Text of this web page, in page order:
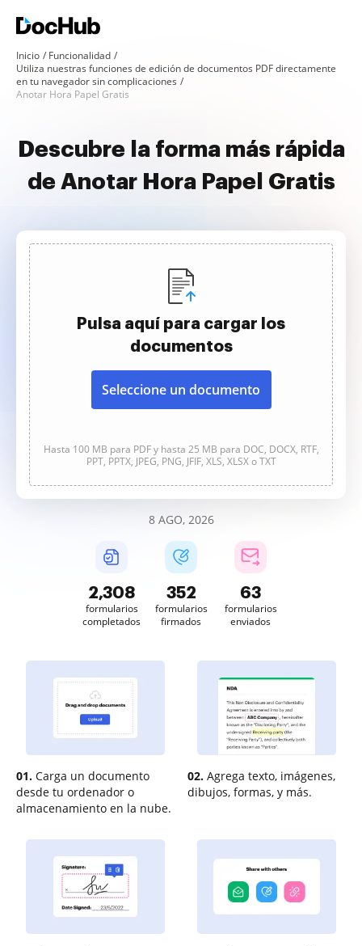
Inicio
Funcionalidad
Utiliza nuestras funciones de edición de documentos PDF directamente
en tu navegador sin complicaciones
Anotar Hora Papel Gratis
Descubre la forma más rápida
de Anotar Hora Papel Gratis
Pulsa aquí para cargar los
documentos
Seleccione un documento
Hasta 100 MB para PDF y hasta 25 MB para DOC, DOCX, RTF,
PPT, PPTX, JPEG, PNG, JFIF, XLS, XLSX o TXT
8 AGO, 2026
2,308
formularios
completados
352
formularios
firmados
63
formularios
enviados
01. Carga un documento
desde tu ordenador o
almacenamiento en la nube.
02. Agrega texto, imágenes,
dibujos, formas, y más.